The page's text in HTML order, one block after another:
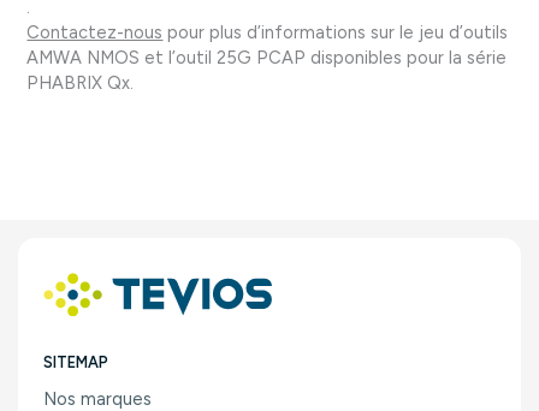
.
Contactez-nous pour plus d’informations sur le jeu d’outils
AMWA NMOS et l’outil 25G PCAP disponibles pour la série
PHABRIX Qx.
SITEMAP
Nos marques